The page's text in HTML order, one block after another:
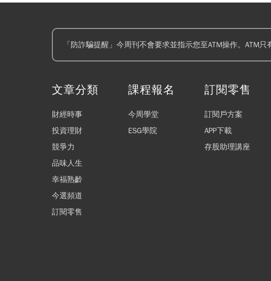
「防詐騙提醒」今周刊不會要求並指示您至ATM操作。ATM
文章分類
財經時事
投資理財
競爭力
品味人生
幸福熟齡
今選頻道
訂閱零售
課程報名
今周學堂
ESG學院
訂閱零售
訂閱戶方案
APP下載
存股助理講座